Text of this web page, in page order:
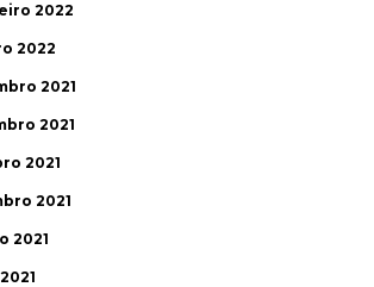
2022
2022
2021
2021
2021
2021
2021